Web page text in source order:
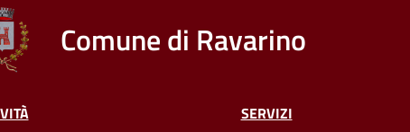
Comune di Ravarino
SERVIZI